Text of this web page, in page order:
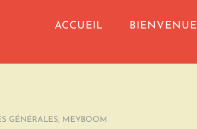
ACCUEIL BIENVENUE
GÉNÉRALES, MEYBOOM /